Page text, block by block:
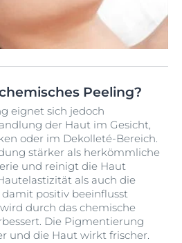
Peeling?
eignet sich jedoch
der Haut im Gesicht,
oder im Dekolleté-Bereich.
stärker als herkömmliche
und reinigt die Haut
als auch die
positiv beeinflusst
durch das chemische
Die Pigmentierung
und die Haut wirkt frischer.